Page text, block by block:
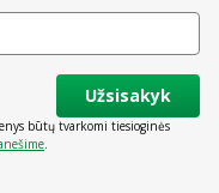
Užsisakyk
būtų tvarkomi tiesioginės
.